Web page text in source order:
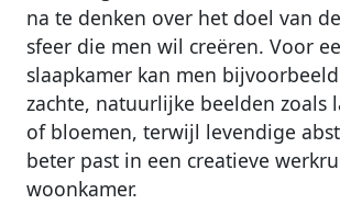
na te denken over het doel van
sfeer die men wil creëren. Voor
slaapkamer kan men
zachte, natuurlijke beelden zoals
of bloemen, terwijl levendige
beter past in een creatieve
woonkamer.